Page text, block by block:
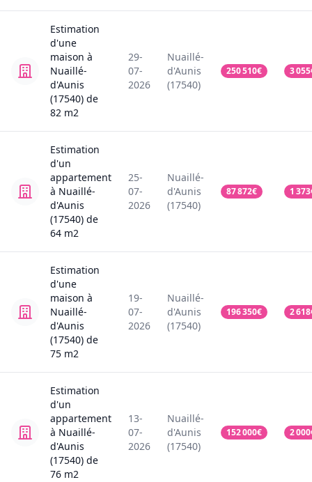
Estimation
d'une
maison à
Nuaillé-
d'Aunis
(17540) de
82 m2
29-
07-
2026
Nuaillé-
d'Aunis
(17540)
250 510€ 3 055
Estimation
d'un
appartement
à Nuaillé-
d'Aunis
(17540) de
64 m2
25-
07-
2026
Nuaillé-
d'Aunis
(17540)
87 872€ 1 373
Estimation
d'une
maison à
Nuaillé-
d'Aunis
(17540) de
75 m2
19-
07-
2026
Nuaillé-
d'Aunis
(17540)
196 350€ 2 618
Estimation
d'un
appartement
à Nuaillé-
d'Aunis
(17540) de
76 m2
13-
07-
2026
Nuaillé-
d'Aunis
(17540)
152 000€ 2 000